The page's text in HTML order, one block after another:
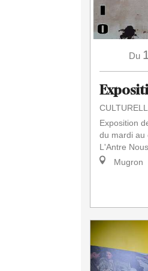
Du
Exposition
du mardi au
L'Antre
Mugron